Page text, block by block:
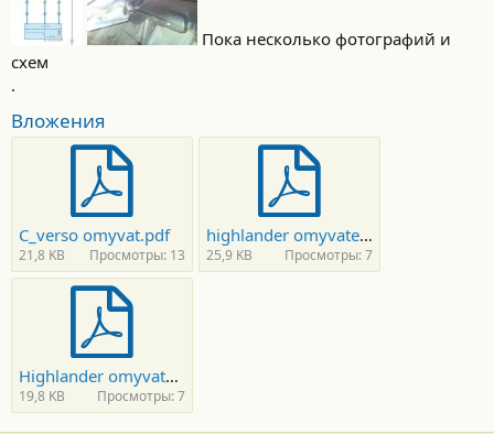
Пока несколько фотографий и
схем
.
Вложения
C_verso omyvat.pdf
21,8 KB Просмотры: 13
highlander omyvatel per.pdf
25,9 KB Просмотры: 7
Highlander omyvatel zadn.pdf
19,8 KB Просмотры: 7